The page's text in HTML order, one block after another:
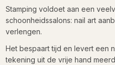
Stamping voldoet aan een
schoonheidssalons: nail art
verlengen.
Het bespaart tijd en levert een
tekening uit de vrije hand